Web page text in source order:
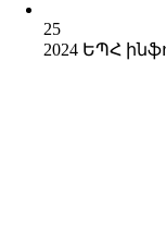
25
2024 ԵՊՀ